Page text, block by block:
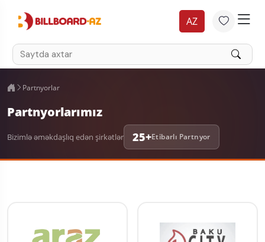
AZ
Partnyorlar
Partnyorlarımız
Bizimlə əməkdaşlıq edən şirkətlər 25+Etibarlı Partnyor